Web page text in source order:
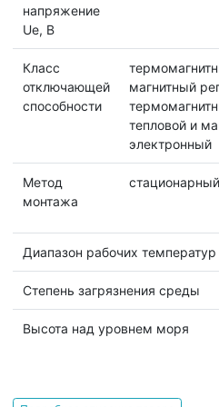
напряжение
Ue, B
Класс
отключающей
способности
магнитный
тепловой и
электронный
Метод
монтажа
Диапазон рабочих
Степень загрязнения среды
Высота над уровнем моря